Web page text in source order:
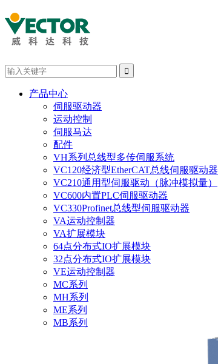

产品中心
伺服驱动器
运动控制
伺服马达
配件
VH系列总线型多传伺服系统
VC120经济型EtherCAT总线伺服驱动器
VC210通用型伺服驱动（脉冲模拟量）
VC600内置PLC伺服驱动器
VC330Profinet总线型伺服驱动器
VA运动控制器
VA扩展模块
64点分布式IO扩展模块
32点分布式IO扩展模块
VE运动控制器
MC系列
MH系列
ME系列
MB系列